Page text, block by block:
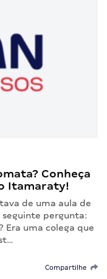
Conheça
Itamaraty!
de uma aula de
pergunta:
Era uma colega que
Compartilhe